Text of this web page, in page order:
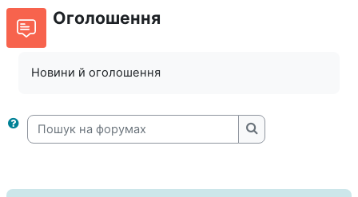
Оголошення
Новини й оголошення
Пошук на форумах
Пошук на